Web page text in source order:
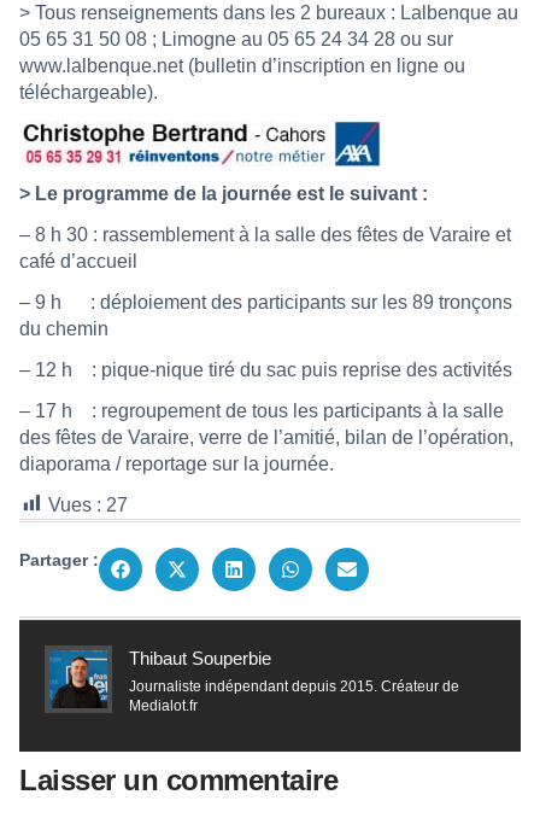
> Tous renseignements dans les 2 bureaux : Lalbenque au
05 65 31 50 08 ; Limogne au 05 65 24 34 28 ou sur
www.lalbenque.net(bulletin d’inscription en ligne ou
téléchargeable).
> Le programme de la journée est le suivant :
– 8 h 30 : rassemblement à la salle des fêtes de Varaire et
café d’accueil
– 9 h : déploiement des participants sur les 89 tronçons
du chemin
– 12 h : pique-nique tiré du sac puis reprise des activités
– 17 h : regroupement de tous les participants à la salle
des fêtes de Varaire, verre de l’amitié, bilan de l’opération,
diaporama / reportage sur la journée.
Vues : 27
Partager :
Thibaut Souperbie
Journaliste indépendant depuis 2015. Créateur de
Medialot.fr
Laisser un commentaire